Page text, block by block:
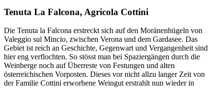
Tenuta La Falcona, Agricola Cottini
Die Tenuta la Falcona erstreckt sich auf den Moränenhügeln von
Valeggio sul Mincio, zwischen Verona und dem Gardasee. Das
Gebiet ist reich an Geschichte, Gegenwart und Vergangenheit sind
hier eng verflochten. So stösst man bei Spaziergängen durch die
Weinberge noch auf Überreste von Festungen und alten
österreichischen Vorposten. Dieses vor nicht allzu langer Zeit von
der Familie Cottini erworbene Weingut erstrahlt nun wieder in